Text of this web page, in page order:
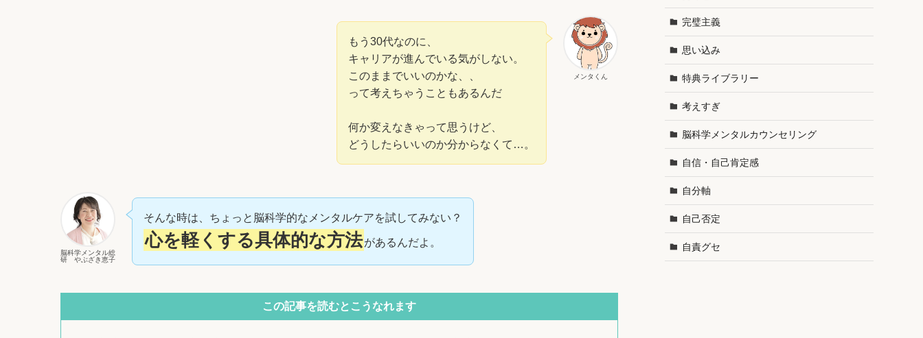
メンタくん
もう30代なのに、
キャリアが進んでいる気がしない。
このままでいいのかな、、
って考えちゃうこともあるんだ
何か変えなきゃって思うけど、
どうしたらいいのか分からなくて…。
脳科学メンタル総
研 やぶざき恵子
そんな時は、ちょっと脳科学的なメンタルケアを試してみない？
心を軽くする具体的な方法があるんだよ。
この記事を読むとこうなれます
完璧主義
思い込み
特典ライブラリー
考えすぎ
脳科学メンタルカウンセリング
自信・自己肯定感
自分軸
自己否定
自責グセ